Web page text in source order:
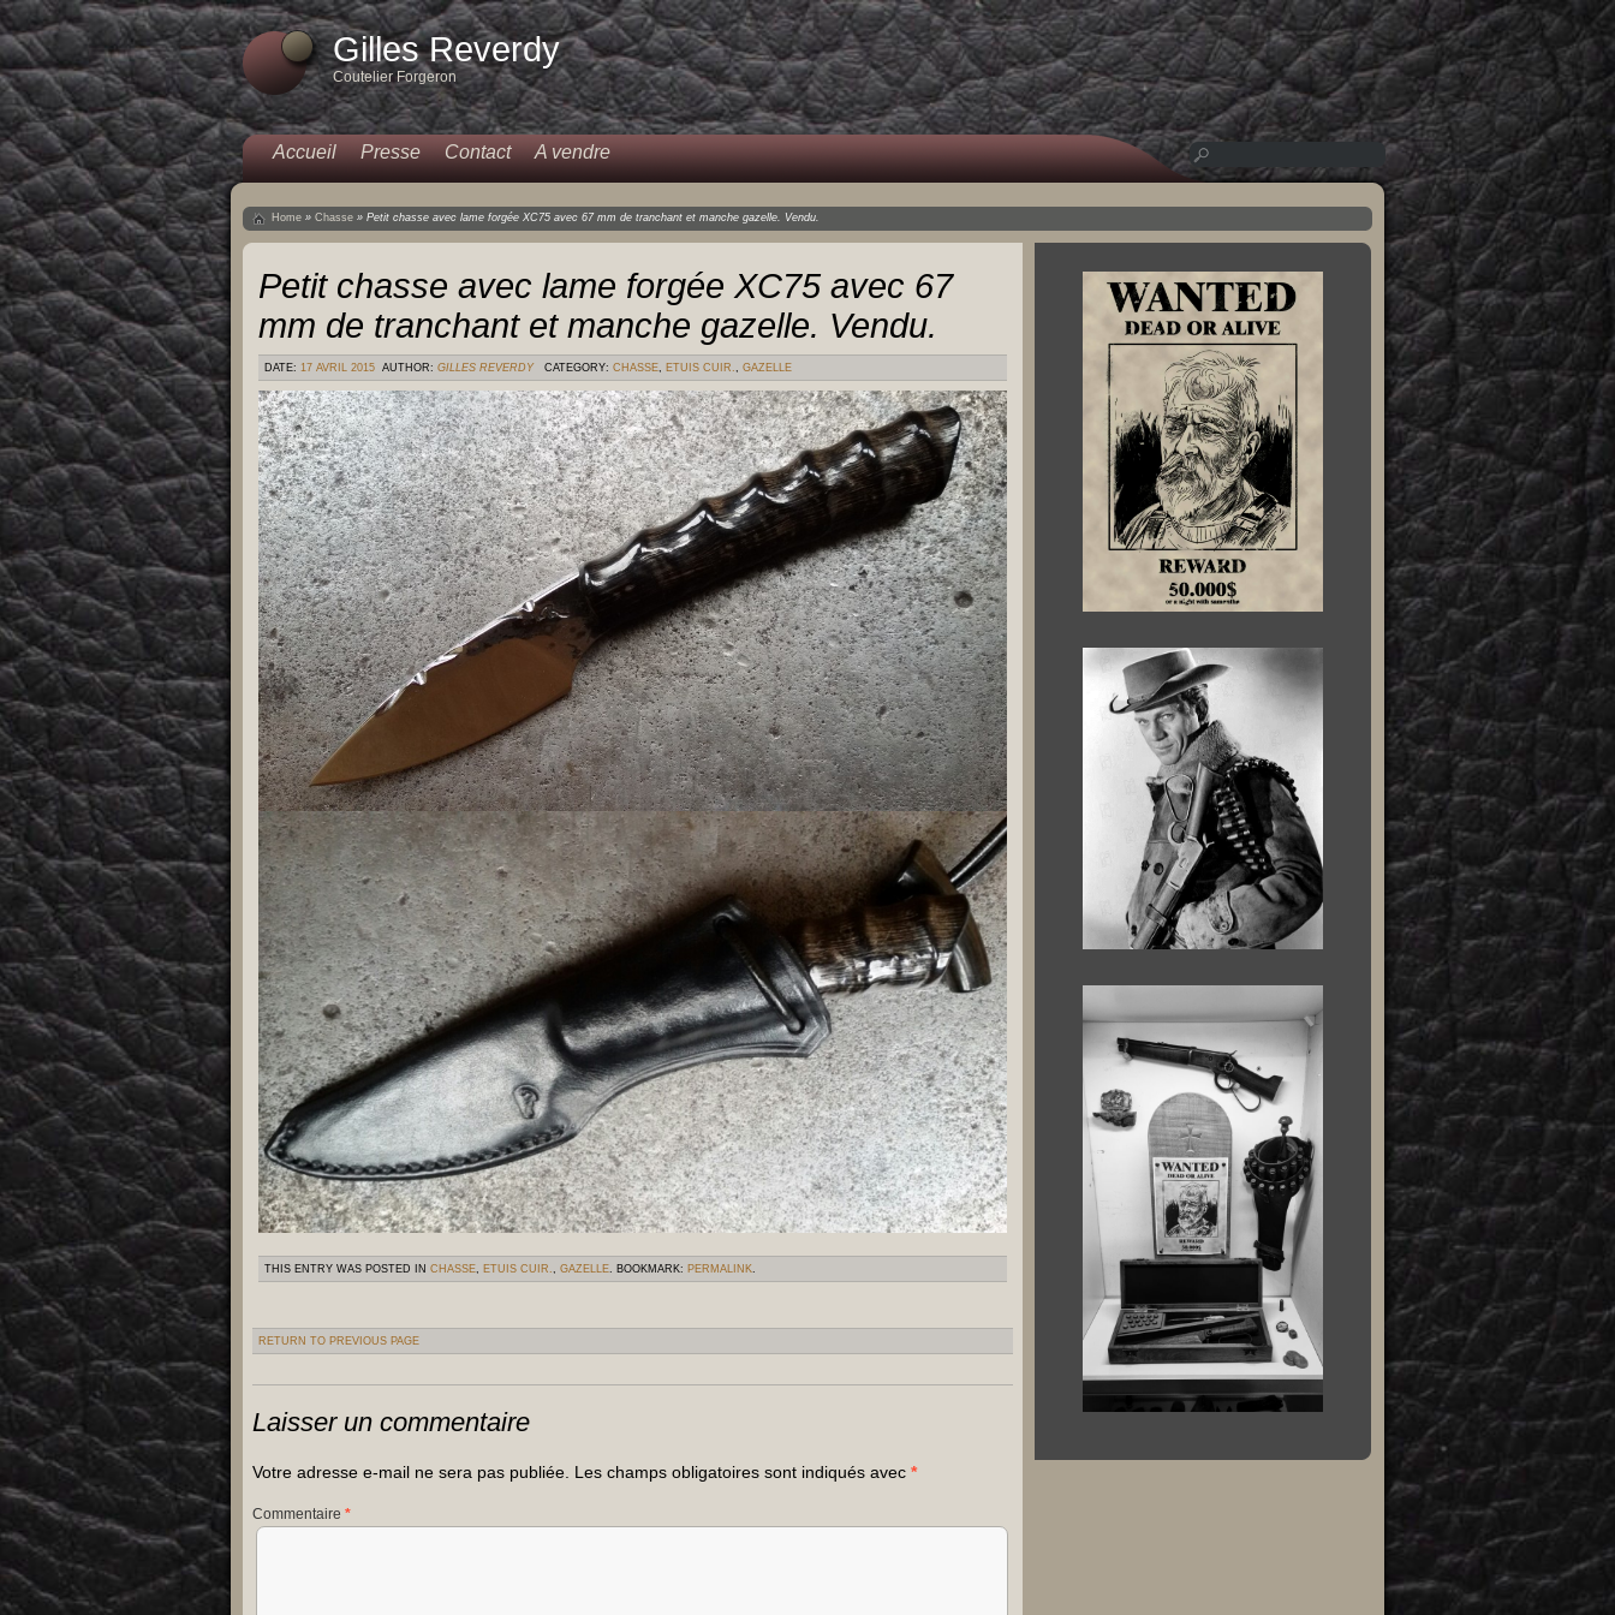
Gilles Reverdy
Coutelier Forgeron
Accueil Presse Contact A vendre
Home » Chasse » Petit chasse avec lame forgée XC75 avec 67 mm de tranchant et manche gazelle. Vendu.
Petit chasse avec lame forgée XC75 avec 67
mm de tranchant et manche gazelle. Vendu.
DATE: 17 AVRIL 2015 AUTHOR: GILLES REVERDY CATEGORY: CHASSE, ETUIS CUIR., GAZELLE
THIS ENTRY WAS POSTED IN CHASSE ETUIS CUIR. GAZELLE . BOOKMARK: PERMALINK
RETURN TO PREVIOUS PAGE
Laisser un commentaire
Votre adresse e-mail ne sera pas publiée. Les champs obligatoires sont indiqués avec *
Commentaire *